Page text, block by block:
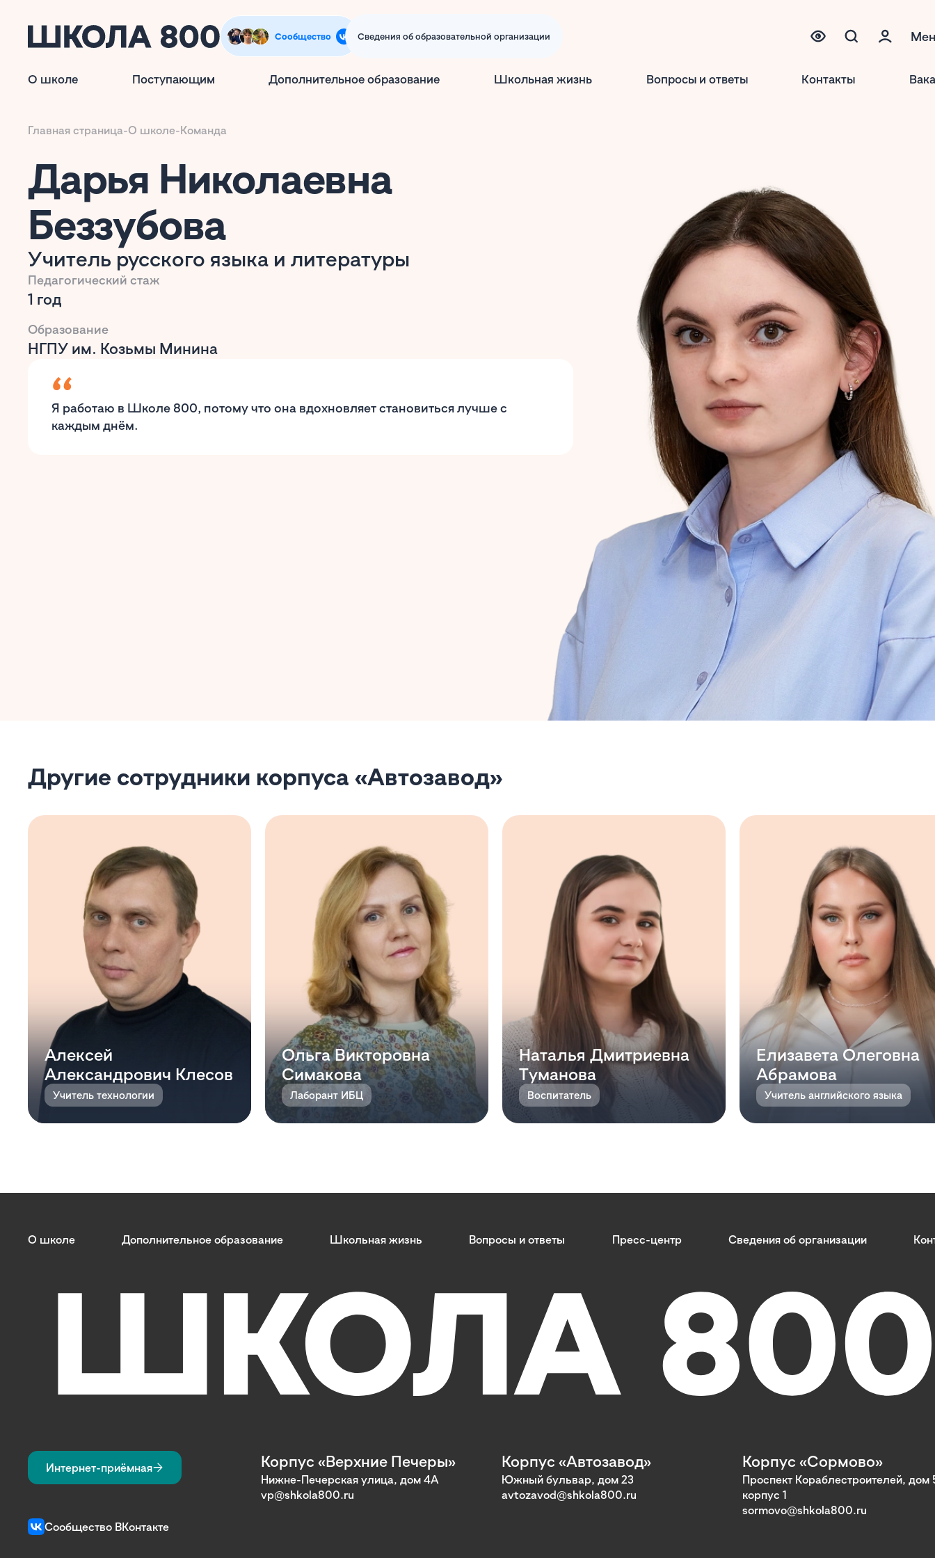
Сообщество Сведения об образовательной организации
О школе Поступающим Дополнительное образование Школьная жизнь Вопросы и ответы Контакты
Главная страница-О школе-Команда
Дарья Николаевна
Беззубова
Учитель русского языка и литературы
Педагогический стаж
1 год
Образование
НГПУ им. Козьмы Минина
Я работаю в Школе 800, потому что она вдохновляет становиться лучше с
каждым днём.
Другие сотрудники корпуса «Автозавод»
Алексей
Александрович Клесов
Учитель технологии
Ольга Викторовна
Симакова
Лаборант ИБЦ
Наталья Дмитриевна
Туманова
Воспитатель
Елизавета Олеговна
Абрамова
Учитель английского языка
О школе Дополнительное образование Школьная жизнь Вопросы и ответы Пресс-центр Сведения об организации
Интернет-приёмная Корпус «Верхние Печеры»
Нижне-Печерская улица, дом 4А
vp@shkola800.ru
Корпус «Автозавод»
Южный бульвар, дом 23
avtozavod@shkola800.ru
Корпус «Сормово»
Проспект Кораблестроителей, дом
корпус 1
sormovo@shkola800.ru
Сообщество ВКонтакте